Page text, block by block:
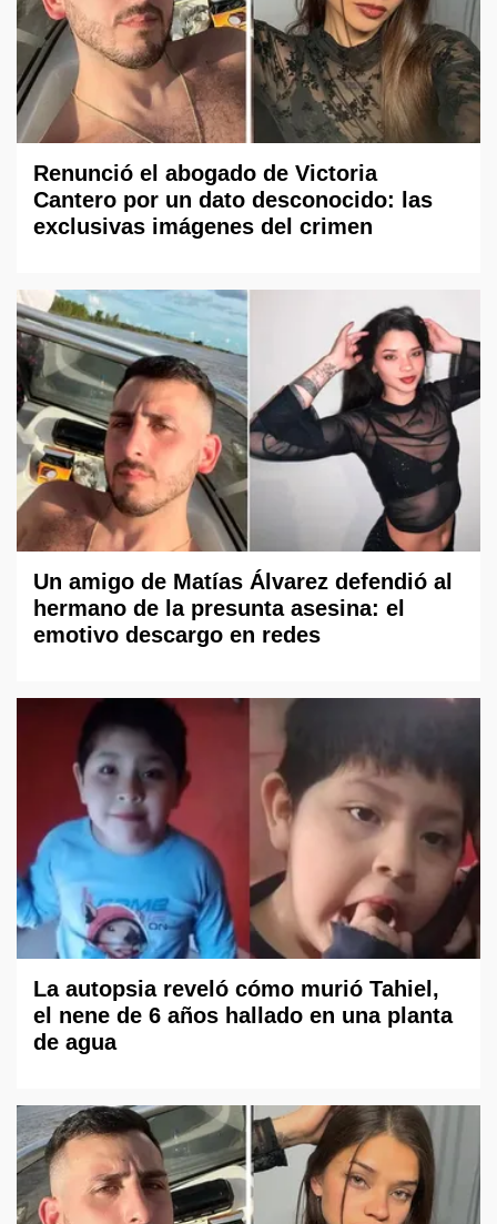
Renunció el abogado de Victoria
Cantero por un dato desconocido: las
exclusivas imágenes del crimen
Un amigo de Matías Álvarez defendió al
hermano de la presunta asesina: el
emotivo descargo en redes
La autopsia reveló cómo murió Tahiel,
el nene de 6 años hallado en una planta
de agua